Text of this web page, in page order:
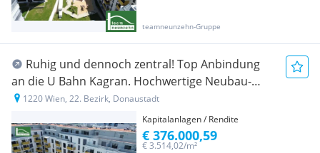
teamneunzehn-Gruppe
Ruhig und dennoch zentral! Top Anbindung
an die U Bahn Kagran. Hochwertige Neubau-
Erstbezugswohnungen. - WOHNTRAUM
1220 Wien, 22. Bezirk, Donaustadt
Kapitalanlagen / Rendite
€ 3.514,02/m²
€ 376.000,59